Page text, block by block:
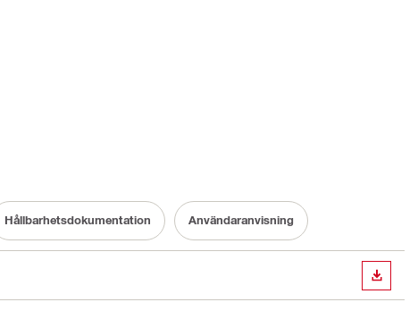
Hållbarhetsdokumentation Användaranvisning
LADDA